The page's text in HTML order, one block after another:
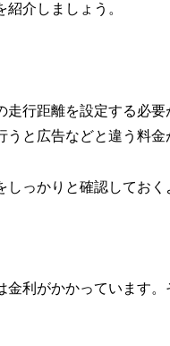
介しましょう。
行距離を設定する必
と広告などと違う料金
っかりと確認しておく
利がかかっています